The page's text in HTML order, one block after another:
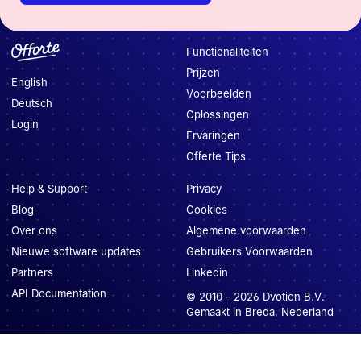
English
Deutsch
Login
Functionaliteiten
Prijzen
Voorbeelden
Oplossingen
Ervaringen
Offerte Tips
Help & Support
Blog
Over ons
Nieuwe software updates
Partners
API Documentation
Privacy
Cookies
Algemene voorwaarden
Gebruikers Voorwaarden
Linkedin
© 2010 -2026 Dvotion B.V.
Gemaakt in Breda, Nederland